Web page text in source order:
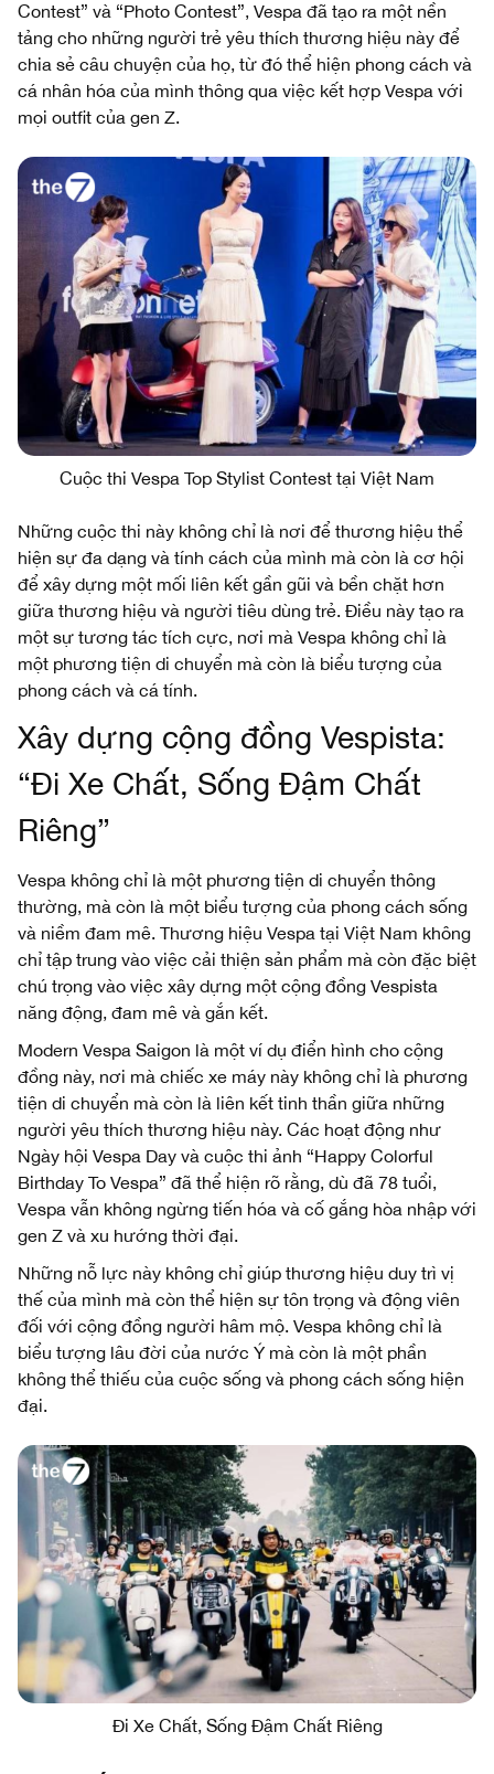
Contest” và “Photo Contest”, Vespa đã tạo ra một nền
tảng cho những người trẻ yêu thích thương hiệu này để
chia sẻ câu chuyện của họ, từ đó thể hiện phong cách và
cá nhân hóa của mình thông qua việc kết hợp Vespa với
mọi outfit của gen Z.
Cuộc thi Vespa Top Stylist Contest tại Việt Nam
Những cuộc thi này không chỉ là nơi để thương hiệu thể
hiện sự đa dạng và tính cách của mình mà còn là cơ hội
để xây dựng một mối liên kết gần gũi và bền chặt hơn
giữa thương hiệu và người tiêu dùng trẻ. Điều này tạo ra
một sự tương tác tích cực, nơi mà Vespa không chỉ là
một phương tiện di chuyển mà còn là biểu tượng của
phong cách và cá tính.
Xây dựng cộng đồng Vespista:
“Đi Xe Chất, Sống Đậm Chất
Riêng”
Vespa không chỉ là một phương tiện di chuyển thông
thường, mà còn là một biểu tượng của phong cách sống
và niềm đam mê. Thương hiệu Vespa tại Việt Nam không
chỉ tập trung vào việc cải thiện sản phẩm mà còn đặc biệt
chú trọng vào việc xây dựng một cộng đồng Vespista
năng động, đam mê và gắn kết.
Modern Vespa Saigon là một ví dụ điển hình cho cộng
đồng này, nơi mà chiếc xe máy này không chỉ là phương
tiện di chuyển mà còn là liên kết tinh thần giữa những
người yêu thích thương hiệu này. Các hoạt động như
Ngày hội Vespa Day và cuộc thi ảnh “Happy Colorful
Birthday To Vespa” đã thể hiện rõ rằng, dù đã 78 tuổi,
Vespa vẫn không ngừng tiến hóa và cố gắng hòa nhập với
gen Z và xu hướng thời đại.
Những nỗ lực này không chỉ giúp thương hiệu duy trì vị
thế của mình mà còn thể hiện sự tôn trọng và động viên
đối với cộng đồng người hâm mộ. Vespa không chỉ là
biểu tượng lâu đời của nước Ý mà còn là một phần
không thể thiếu của cuộc sống và phong cách sống hiện
đại.
Đi Xe Chất, Sống Đậm Chất Riêng